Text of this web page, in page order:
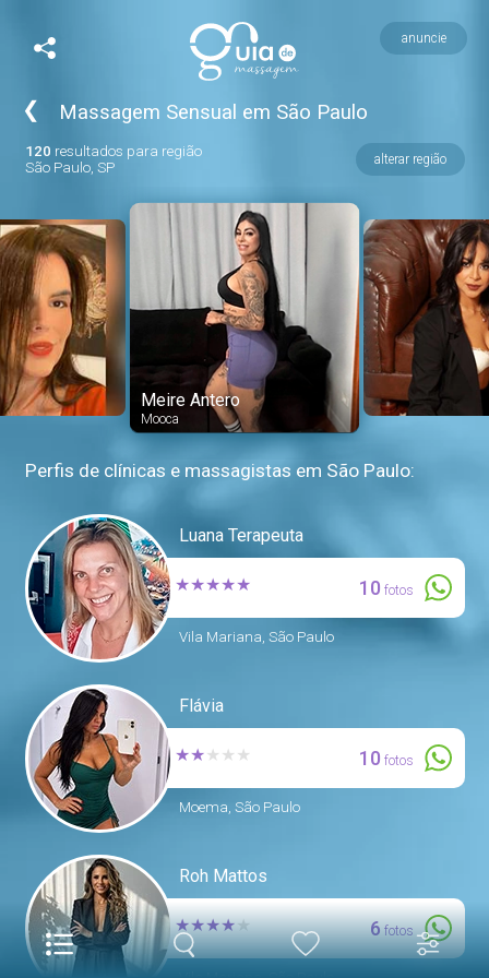
anuncie
❮ Massagem Sensual em São Paulo
120 resultados para região
São Paulo, SP
alterar região
Meire Antero
Mooca
Perfis de clínicas e massagistas em São Paulo:
Luana Terapeuta
★★★★★ 10 fotos
Vila Mariana, São Paulo
Flávia
★★★ ★ ★ 10 fotos
Moema, São Paulo
Roh Mattos
★★★★★ 6fotos